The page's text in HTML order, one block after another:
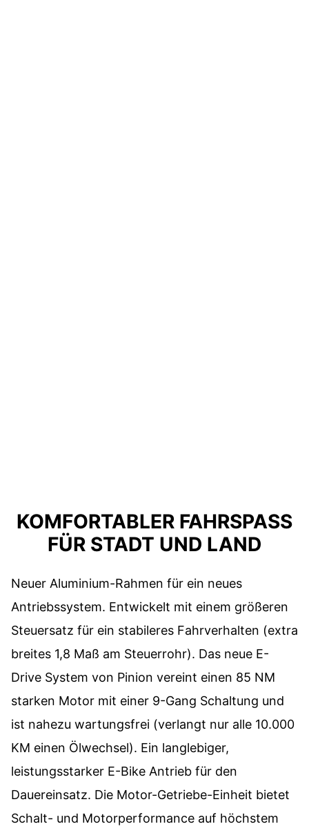
KOMFORTABLER FAHRSPASS
FÜR STADT UND LAND
Neuer Aluminium-Rahmen für ein neues
Antriebssystem. Entwickelt mit einem größeren
Steuersatz für ein stabileres Fahrverhalten (extra
breites 1,8 Maß am Steuerrohr). Das neue E-
Drive System von Pinion vereint einen 85 NM
starken Motor mit einer 9-Gang Schaltung und
ist nahezu wartungsfrei (verlangt nur alle 10.000
KM einen Ölwechsel). Ein langlebiger,
leistungsstarker E-Bike Antrieb für den
Dauereinsatz. Die Motor-Getriebe-Einheit bietet
Schalt- und Motorperformance auf höchstem